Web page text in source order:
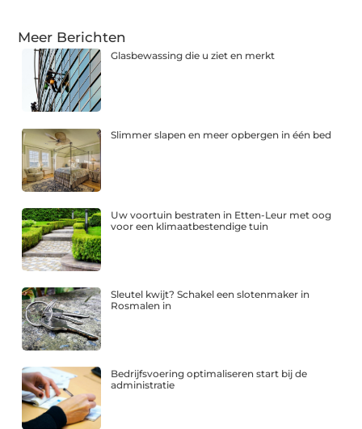
Meer Berichten
Glasbewassing die u ziet en merkt
Slimmer slapen en meer opbergen in één bed
Uw voortuin bestraten in Etten-Leur met oog
voor een klimaatbestendige tuin
Sleutel kwijt? Schakel een slotenmaker in
Rosmalen in
Bedrijfsvoering optimaliseren start bij de
administratie